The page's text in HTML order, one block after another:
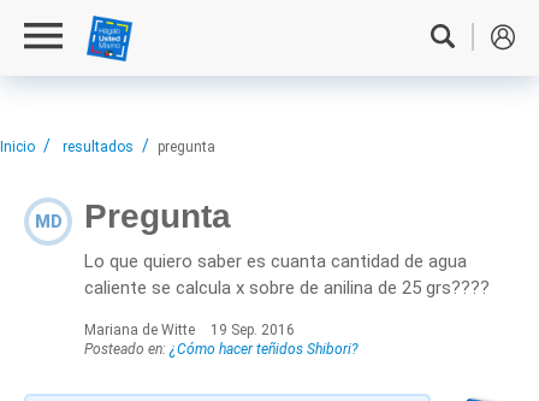
Inicio resultados pregunta
MD Pregunta
Lo que quiero saber es cuanta cantidad de agua
caliente se calcula x sobre de anilina de 25 grs????
Mariana de Witte
19 Sep. 2016
Posteado en: ¿Cómo hacer teñidos Shibori?